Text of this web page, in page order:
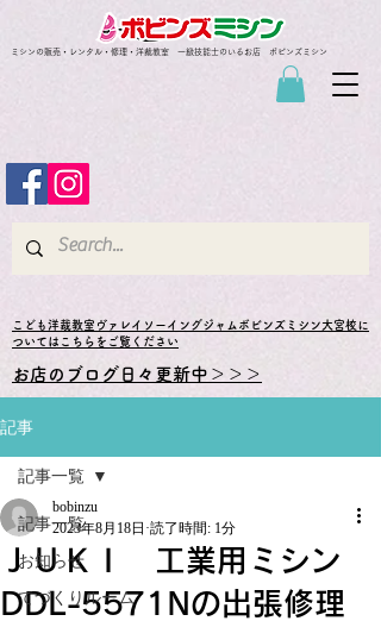
ミシンの販売・レンタル・修理・洋裁教室 一級技能士のいるお店 ボビンズミシン
​こども洋裁教室ヴァレイソーイングジャムボビンズミシン大宮校に
ついてはこちらをご覧ください
お店のブログ日々更新中＞＞＞
記事
記事一覧
お知らせ
てづくりルーム
記事一覧
ＪＵＫＩ 工業用ミシン
DDL-5571Nの出張修理
bobinzu
2023年8月18日 読了時間: 1分